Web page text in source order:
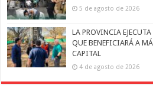
5 de agosto de 2026
LA PROVINCIA
QUE BENEFICIARÁ A
CAPITAL
4 de agosto de 2026